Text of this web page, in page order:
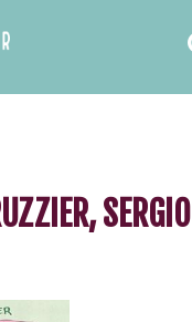
SERGIO